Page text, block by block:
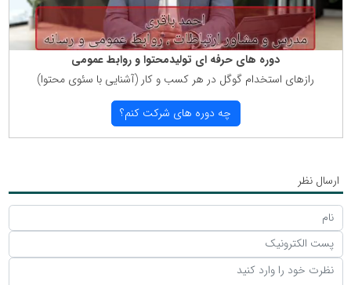
دوره های حرفه ای تولیدمحتوا و روابط عمومی
رازهای استخدام گوگل در هر كسب و كار (آشنایی با سئوی محتوا)
چه دوره های شركت كنم؟
ارسال نظر